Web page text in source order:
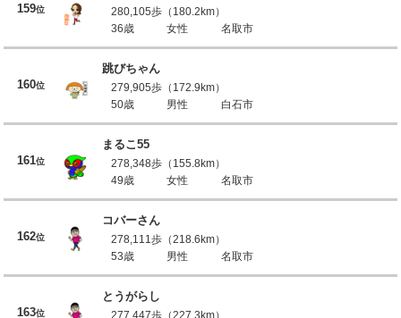
159位
280,105歩（180.2km）
36歳
女性 名取市
160位
跳びちゃん
279,905歩（172.9km）
50歳
男性 白石市
161位
まるこ55
278,348歩（155.8km）
49歳
女性 名取市
162位
コバーさん
278,111歩（218.6km）
53歳
男性 名取市
163位
とうがらし
277,447歩（227.3km）